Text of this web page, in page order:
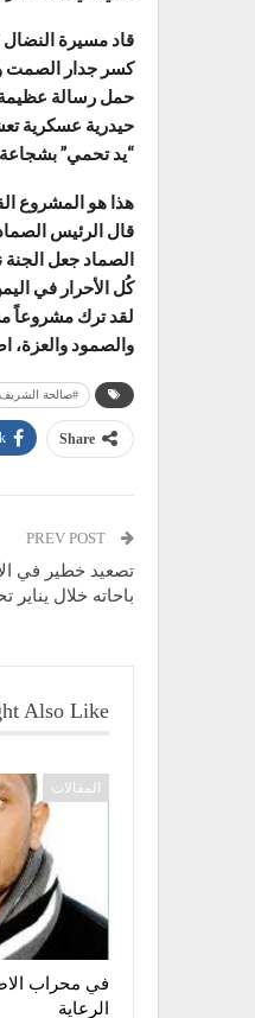
قاد مسيرة النضال
كسر جدار الصمت
حمل رسالة عظيمة
حيدرية عسكرية
“يد تحمي” بشجاعة
هذا هو المشروع
قال الرئيس
الصماد جعل
كُل الأحرار في
لقد ترك مشروعاً
والصمود والعزة،
#صالحة الشريف
Share
تصعيد خطير في
باحاته خلال يناير
Also Like
المقالات
في محراب
الرعاية